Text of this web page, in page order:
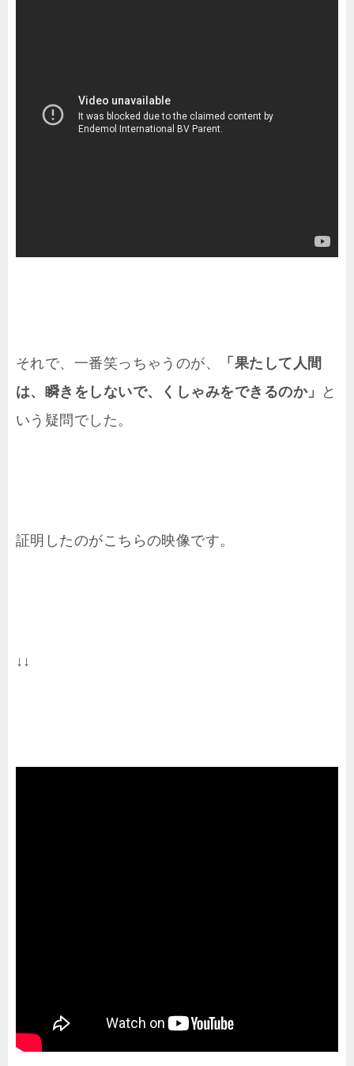
それで、一番笑っちゃうのが、
「果たして人間
は、瞬きをしないで、くしゃみをできるのか」
と
いう疑問でした。
証明したのがこちらの映像です。
↓↓